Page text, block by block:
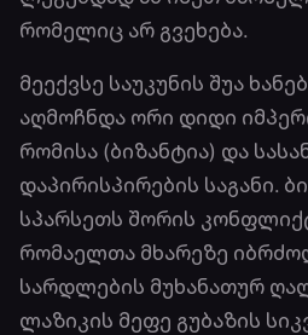
რომელიც არ გვეხება.
მეექვსე საუკუნის შუა
აღმოჩნდა ორი დიდი
რომისა (ბიზანტია) და
დაპირისპირების საგანი.
სპარსეთს შორის
რომაელთა მხარეზე
სარდლების მუხანათურ
ლაზიკის მეფე გუბაზის